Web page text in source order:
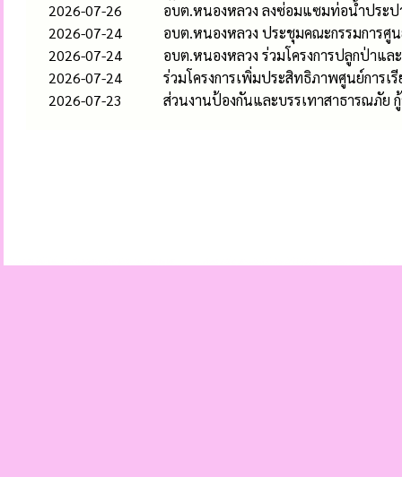
2026-07-26
อบต.หนองหลวง ลงซ่อมแซมท่อน้ำประ
2026-07-24
อบต.หนองหลวง ประชุมคณะกรรมการศู
2026-07-24
อบต.หนองหลวง ร่วมโครงการปลูกป่าแ
2026-07-24
ร่วมโครงการเพิ่มประสิทธิภาพศูนย์การ
2026-07-23
ส่วนงานป้องกันและบรรเทาสาธารณภั